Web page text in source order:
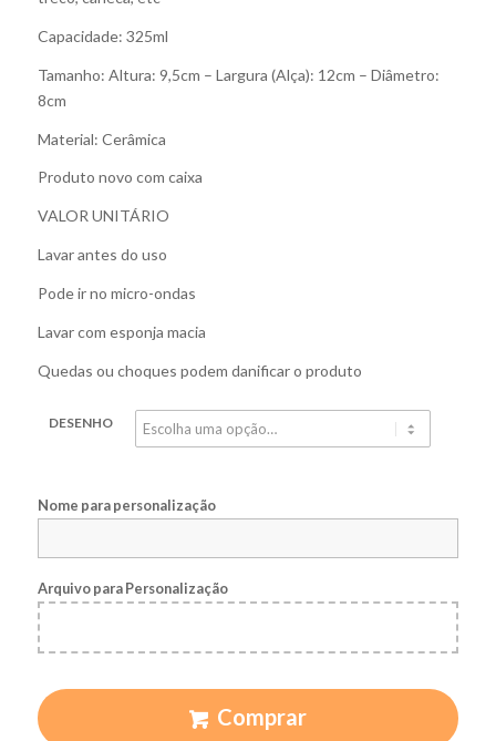
Capacidade: 325ml
Tamanho: Altura: 9,5cm – Largura (Alça): 12cm – Diâmetro:
8cm
Material: Cerâmica
Produto novo com caixa
VALOR UNITÁRIO
Lavar antes do uso
Pode ir no micro-ondas
Lavar com esponja macia
Quedas ou choques podem danificar o produto
DESENHO
Nome para personalização
Arquivo para Personalização
Comprar